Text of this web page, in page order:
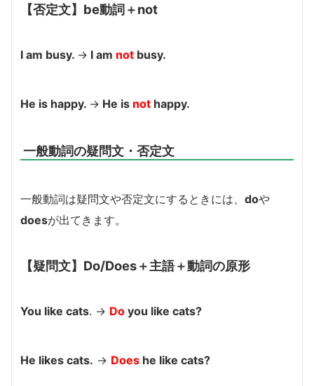
【否定文】be動詞＋not
I am busy. → I am not busy.
He is happy. → He is not happy.
一般動詞の疑問文・否定文
一般動詞は疑問文や否定文にするときには、 doや
doesが出てきます。
【疑問文】Do/Does＋主語＋動詞の原形
You like cats. → Do you like cats?
He likes cats. → Does he like cats?